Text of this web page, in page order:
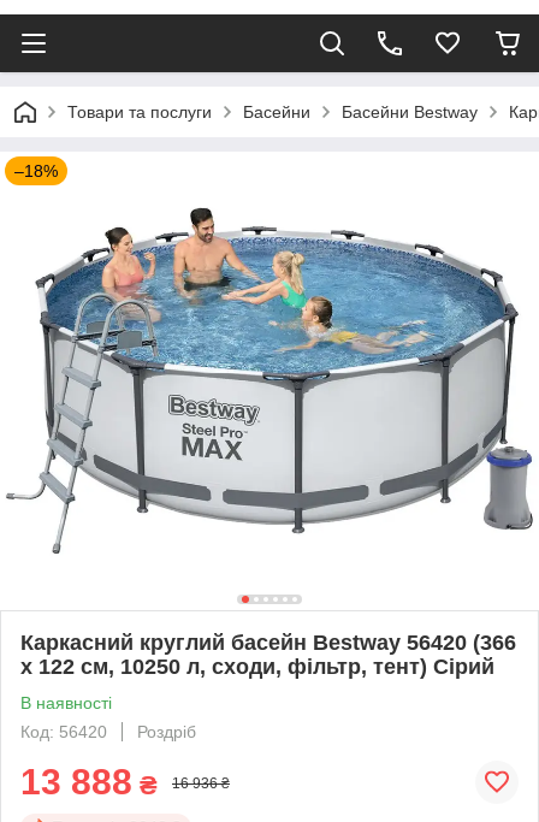
Товари та послуги Басейни Басейни Bestway
–18%
Каркасний круглий басейн Bestway 56420 (366
x 122 см, 10250 л, сходи, фільтр, тент) Сірий
В наявності
Код: 56420
Роздріб
13 888 ₴ 16 936 ₴